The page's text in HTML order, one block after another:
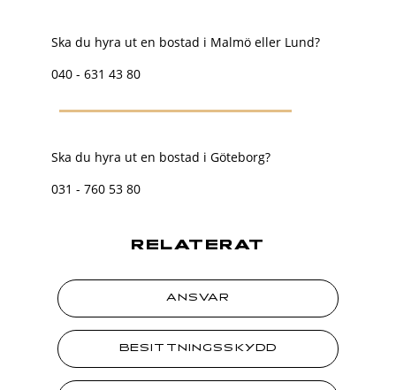
Ska du hyra ut en bostad i Malmö eller Lund?
040 - 631 43 80
Ska du hyra ut en bostad i Göteborg?
031 - 760 53 80
RELATERAT
ANSVAR
BESITTNINGSSKYDD